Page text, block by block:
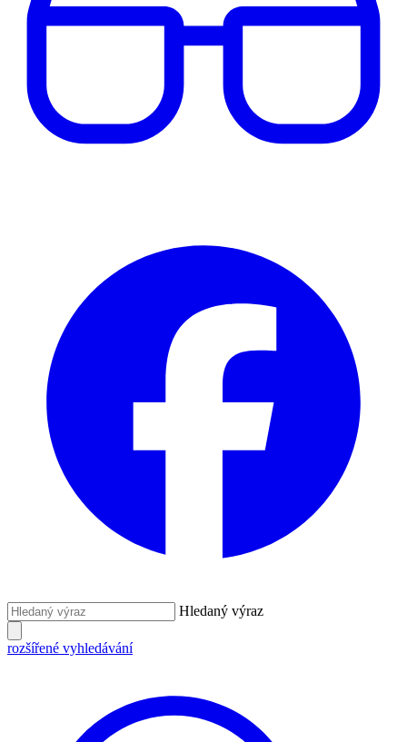
Hledaný výraz
rozšířené vyhledávání